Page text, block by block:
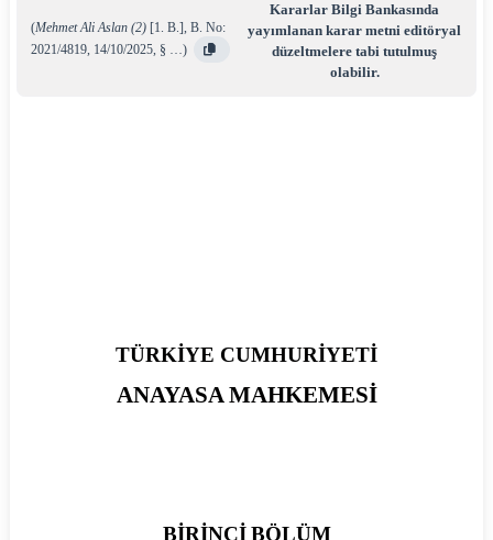
(Mehmet Ali Aslan (2) [1. B.], B. No:
2021/4819, 14/10/2025, § …)
Kararlar Bilgi Bankasında
yayımlanan karar metni editöryal
düzeltmelere tabi tutulmuş
olabilir.